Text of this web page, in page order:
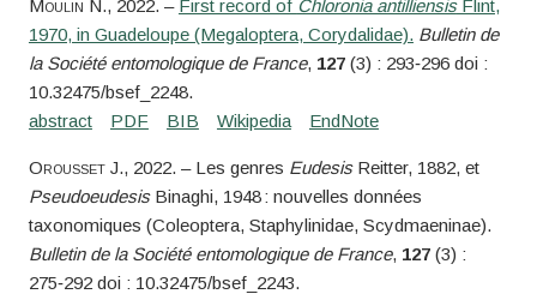
Moulin N., 2022. – First record of Chloronia antilliensisFlint,
1970, in Guadeloupe (Megaloptera, Corydalidae). Bulletin de
la Société entomologique de France, 127(3) : 293‑296 doi :
10.32475/bsef_2248.
OroussetJ., 2022. – Les genres EudesisReitter, 1882, et
PseudoeudesisBinaghi, 1948 : nouvelles données
taxonomiques (Coleoptera, Staphylinidae, Scydmaeninae).
Bulletin de la Société entomologique de France, 127(3) :
275‑292 doi : 10.32475/bsef_2243.